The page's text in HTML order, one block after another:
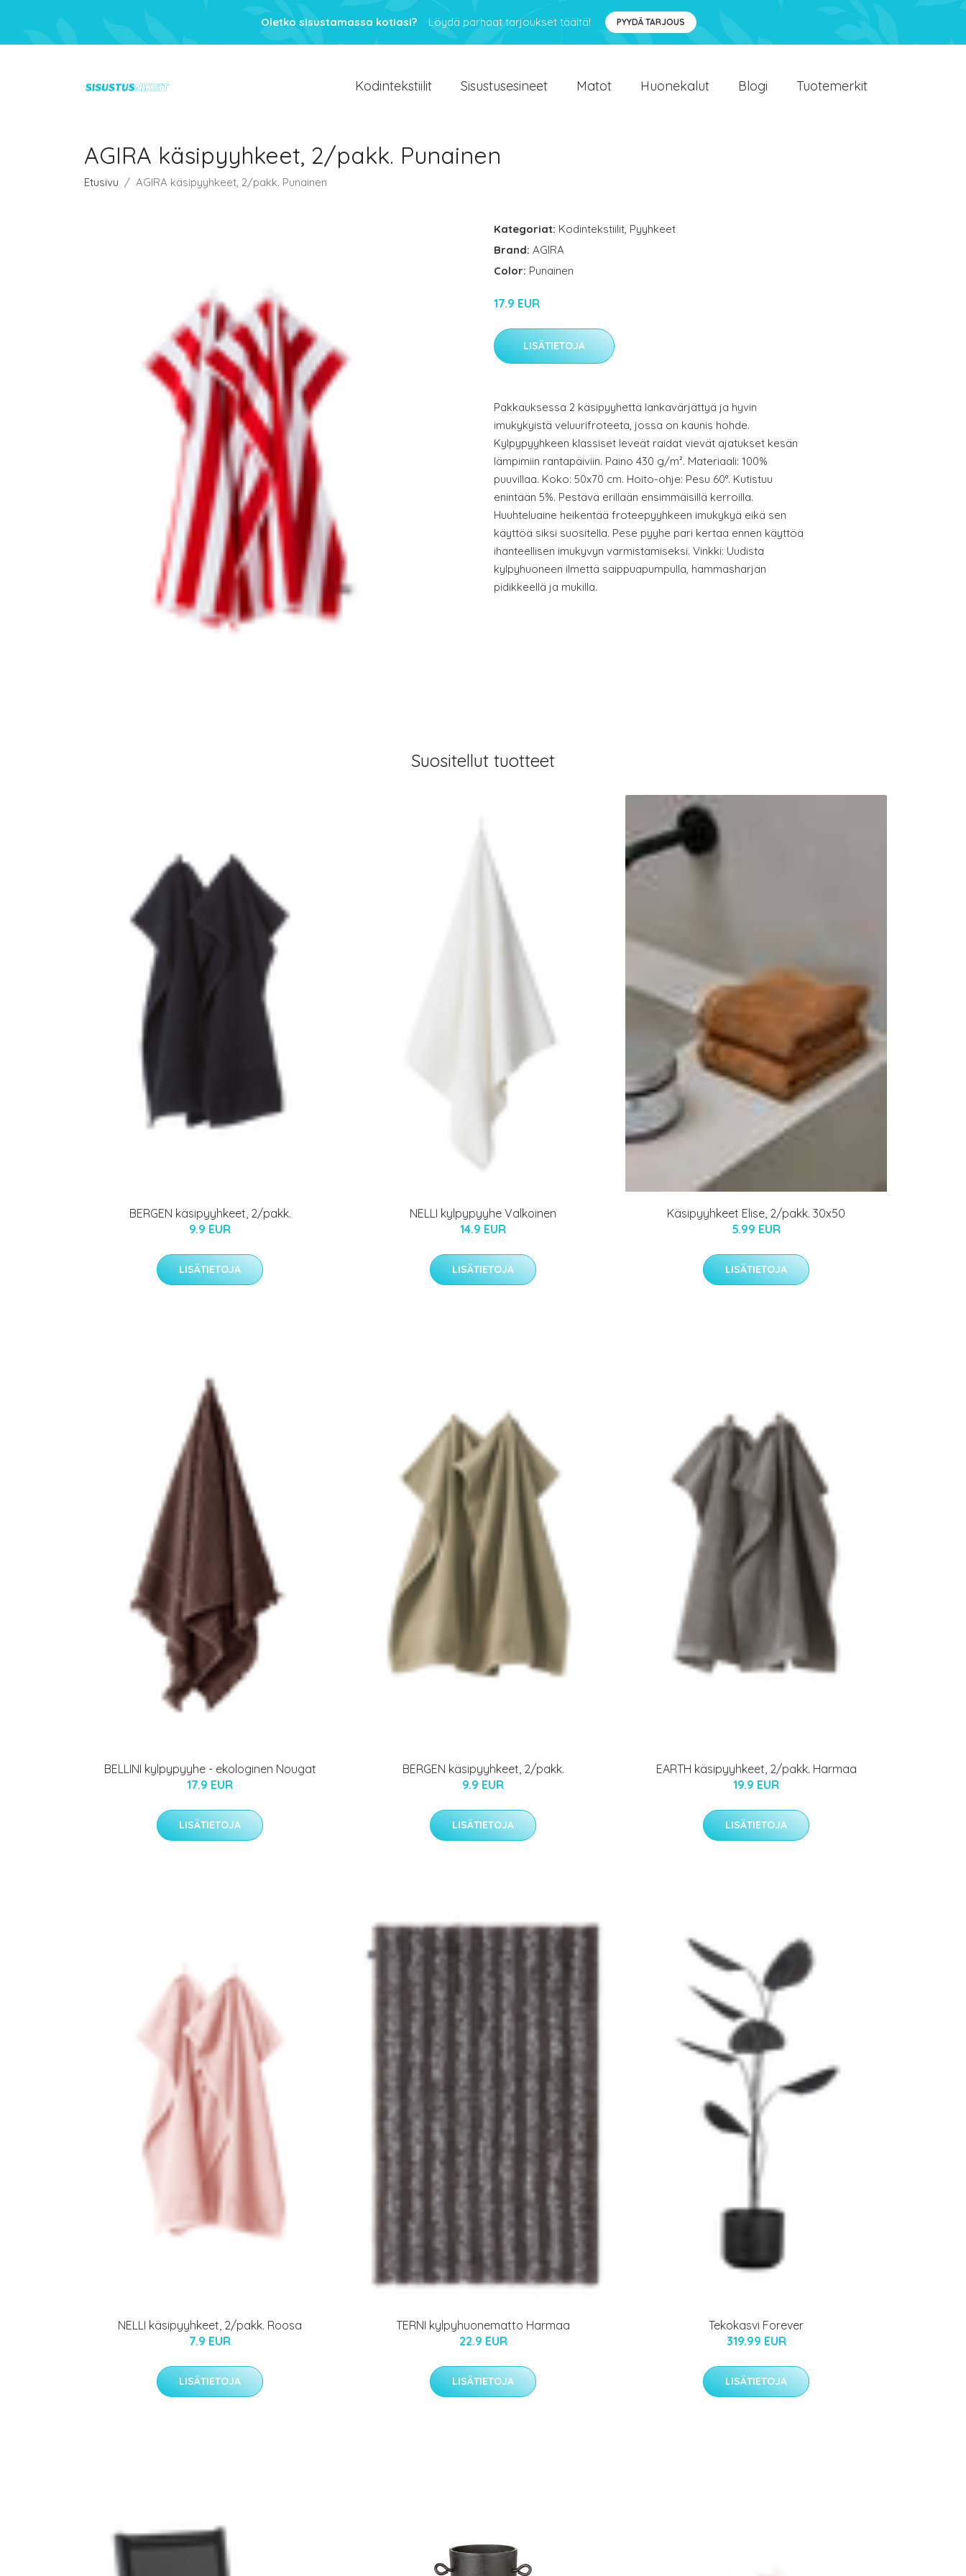
Oletko sisustamassa kotiasi? Löydä parhaat tarjoukset täältä! PYYDÄ TARJOUS
Kodintekstiilit Sisustusesineet Matot Huonekalut Blogi Tuotemerkit
AGIRA käsipyyhkeet, 2/pakk. Punainen
Etusivu AGIRA käsipyyhkeet, 2/pakk. Punainen
Kategoriat: Kodintekstiilit, Pyyhkeet
Brand: AGIRA
Color: Punainen
17.9 EUR
LISÄTIETOJA
Pakkauksessa 2 käsipyyhettä lankavärjättyä ja hyvin
imukykyistä veluurifroteeta, jossa on kaunis hohde.
Kylpypyyhkeen klassiset leveät raidat vievät ajatukset kesän
lämpimiin rantapäiviin. Paino 430 g/m². Materiaali: 100%
puuvillaa. Koko: 50x70 cm. Hoito-ohje: Pesu 60°. Kutistuu
enintään 5%. Pestävä erillään ensimmäisillä kerroilla.
Huuhteluaine heikentää froteepyyhkeen imukykyä eikä sen
käyttöä siksi suositella. Pese pyyhe pari kertaa ennen käyttöä
ihanteellisen imukyvyn varmistamiseksi. Vinkki: Uudista
kylpyhuoneen ilmettä saippuapumpulla, hammasharjan
pidikkeellä ja mukilla.
Suositellut tuotteet
BERGEN käsipyyhkeet, 2/pakk.
9.9 EUR
LISÄTIETOJA
NELLI kylpypyyhe Valkoinen
14.9 EUR
LISÄTIETOJA
Käsipyyhkeet Elise, 2/pakk. 30x50
5.99 EUR
LISÄTIETOJA
BELLINI kylpypyyhe - ekologinen Nougat
17.9 EUR
LISÄTIETOJA
BERGEN käsipyyhkeet, 2/pakk.
9.9 EUR
LISÄTIETOJA
EARTH käsipyyhkeet, 2/pakk. Harmaa
19.9 EUR
LISÄTIETOJA
NELLI käsipyyhkeet, 2/pakk. Roosa
7.9 EUR
LISÄTIETOJA
TERNI kylpyhuonematto Harmaa
22.9 EUR
LISÄTIETOJA
Tekokasvi Forever
319.99 EUR
LISÄTIETOJA